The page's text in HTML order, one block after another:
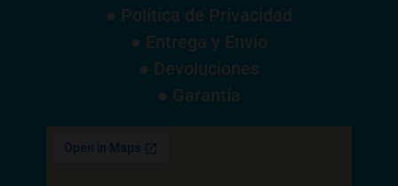
● Política de Privacidad
● Entrega y Envío
● Devoluciones
● Garantía